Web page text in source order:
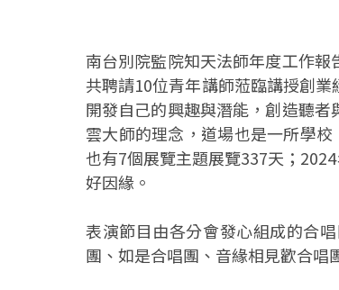
南台別院監院知天法師年度工作
共聘請10位青年講師蒞臨講授創
開發自己的興趣與潛能，創造聽
雲大師的理念，道場也是一所學
也有7個展覽主題展覽337天；
好因緣。
表演節目由各分會發心組成的合
團、如是合唱團、音緣相見歡合唱